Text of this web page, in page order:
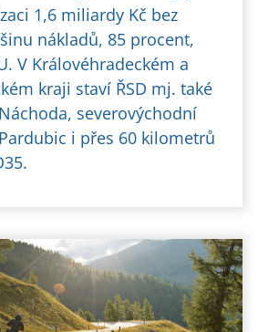
1,6 miliardy Kč bez
nákladů, 85 procent,
V Královéhradeckém a
kraji staví ŘSD mj. také
severovýchodní
i přes 60 kilometrů